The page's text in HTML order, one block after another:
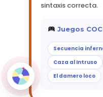
sintaxis correcta.
Juegos
Secuencia
Caza al Intruso
El damero loco